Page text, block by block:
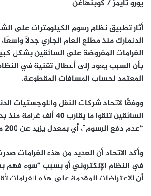
يورو تايمز / كوبنهاغن
أثار تطبيق نظام رسوم الكيلومترات على
الدنمارك منذ مطلع العام الجاري جدلًا
الغرامات المفروضة على السائقين بشكل
بأن السبب يعود إلى أعطال تقنية في
المعتمد لحساب المسافات المقطوعة.
السائقين تلقوا ما يقارب40 ألف غرامة
منذ
“عدم دفع الرسوم”، أي بمعدل يزيد عن200 مخالفة يوميًا
وأكد الاتحاد أن العديد من هذه الغرامات
في النظام الإلكترونيأو بسبب “سوء فهم
أن الاعتراضات المقدمة على هذه الغرامات